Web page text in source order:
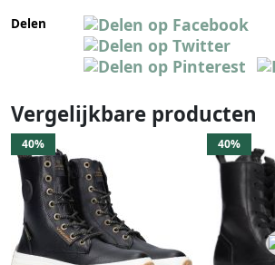
Delen
Vergelijkbare producten
40% 40%